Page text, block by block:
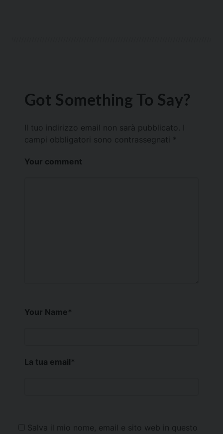
Got Something To Say?
Il tuo indirizzo email non sarà pubblicato.
campi obbligatori sono contrassegnati *
Your comment
Your Name*
La tua email*
Salva il mio nome, email e sito web in questo